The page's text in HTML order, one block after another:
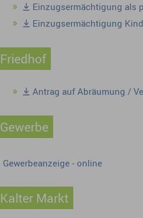
Einzugsermächtigung als
Einzugsermächtigung
Friedhof
Antrag auf Abräumung /
Gewerbe
Gewerbeanzeige - online
Kalter Markt